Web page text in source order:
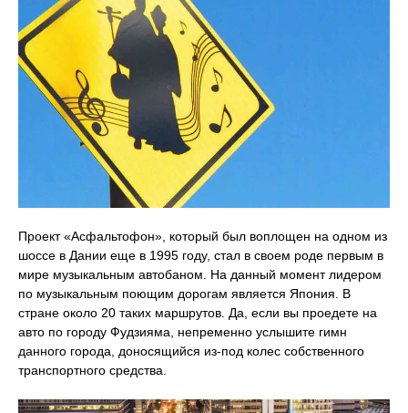
Проект «Асфальтофон», который был воплощен на одном из
шоссе в Дании еще в 1995 году, стал в своем роде первым в
мире музыкальным автобаном. На данный момент лидером
по музыкальным поющим дорогам является Япония. В
стране около 20 таких маршрутов. Да, если вы проедете на
авто по городу Фудзияма, непременно услышите гимн
данного города, доносящийся из-под колес собственного
транспортного средства.